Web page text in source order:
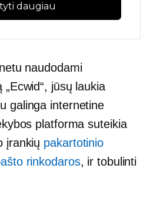
daugiau
naudodami
„Ecwid“, jūsų laukia
galinga internetine
platforma suteikia
įrankių pakartotinio
rinkodaros, ir tobulinti